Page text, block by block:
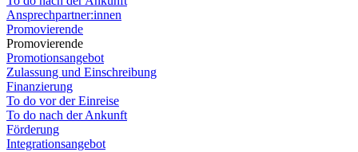
Ansprechpartner:innen
Promovierende
Promovierende
Promotionsangebot
Zulassung und Einschreibung
Finanzierung
To do vor der Einreise
To do nach der Ankunft
Förderung
Integrationsangebot